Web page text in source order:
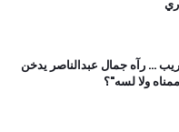
... رآه جمال عبدالناصر يدخن
ولا لسه"؟